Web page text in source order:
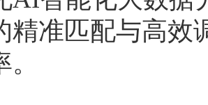
精准匹配与高效